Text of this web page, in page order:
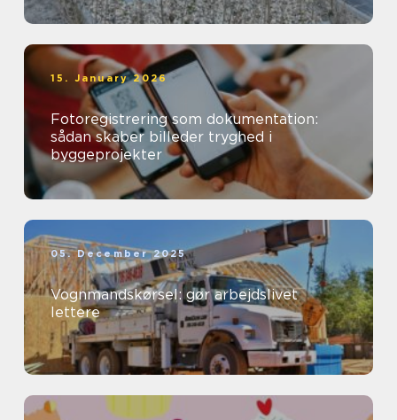
15. January 2026
Fotoregistrering som dokumentation:
sådan skaber billeder tryghed i
byggeprojekter
05. December 2025
Vognmandskørsel: gør arbejdslivet
lettere